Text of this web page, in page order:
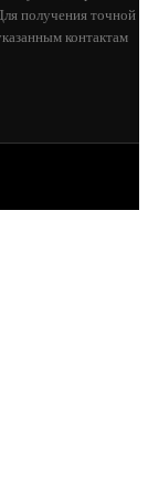
получения точной
контактам